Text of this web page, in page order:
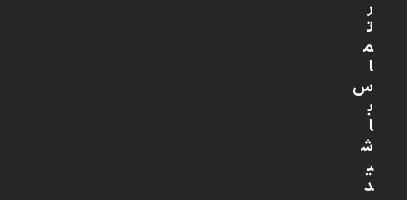
ر
ت
م
ا
س
ب
ا
ش
ی
د